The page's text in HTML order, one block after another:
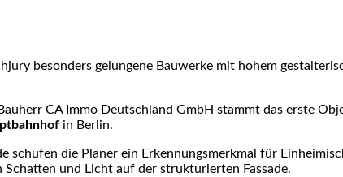
besonders gelungene Bauwerke mit hohem
CA Immo Deutschland GmbH stammt das erste
in Berlin.
schufen die Planer ein Erkennungsmerkmal für
und Licht auf der strukturierten Fassade.